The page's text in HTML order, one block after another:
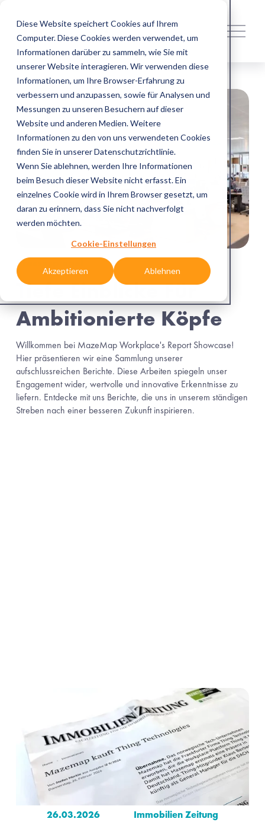
Diese Website speichert Cookies auf Ihrem
Computer. Diese Cookies werden verwendet, um
Informationen darüber zu sammeln, wie Sie mit
unserer Website interagieren. Wir verwenden diese
Informationen, um Ihre Browser-Erfahrung zu
verbessern und anzupassen, sowie für Analysen und
Messungen zu unseren Besuchern auf dieser
Website und anderen Medien. Weitere
Informationen zu den von uns verwendeten Cookies
finden Sie in unserer Datenschutzrichtlinie.
Wenn Sie ablehnen, werden Ihre Informationen
beim Besuch dieser Website nicht erfasst. Ein
einzelnes Cookie wird in Ihrem Browser gesetzt, um
daran zu erinnern, dass Sie nicht nachverfolgt
werden möchten.
Cookie-Einstellungen
Akzeptieren Ablehnen
M
e
f
n
Pressespiegel
Tiefe Einblicke Für
Ambitionierte Köpfe
Willkommen bei MazeMap Workplace's Report Showcase!
Hier präsentieren wir eine Sammlung unserer
aufschlussreichen Berichte. Diese Arbeiten spiegeln unser
Engagement wider, wertvolle und innovative Erkenntnisse zu
liefern. Entdecke mit uns Berichte, die uns in unserem ständigen
Streben nach einer besseren Zukunft inspirieren.
26.03.2026 Immobilien Zeitung